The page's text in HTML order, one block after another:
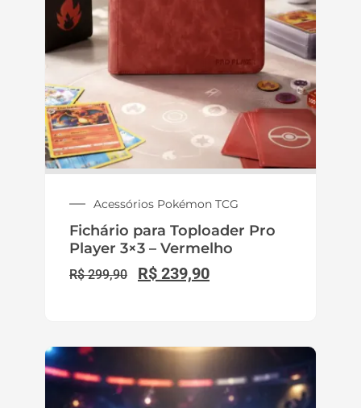
Acessórios Pokémon TCG
Fichário para Toploader Pro
Player 3×3 – Vermelho
R$299,90 R$ 239,90